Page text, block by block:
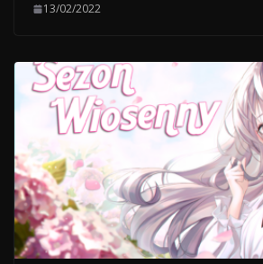
13/02/2022